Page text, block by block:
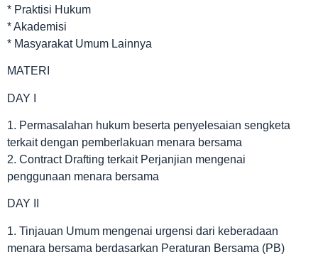
* Praktisi Hukum
* Akademisi
* Masyarakat Umum Lainnya
MATERI
DAY I
1. Permasalahan hukum beserta penyelesaian sengketa
terkait dengan pemberlakuan menara bersama
2. Contract Drafting terkait Perjanjian mengenai
penggunaan menara bersama
DAY II
1. Tinjauan Umum mengenai urgensi dari keberadaan
menara bersama berdasarkan Peraturan Bersama (PB)